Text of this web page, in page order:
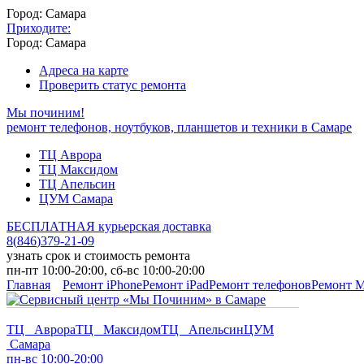
Город: Самара
Приходите:
Город: Самара
Адреса на карте
Проверить статус ремонта
Мы починим!
ремонт телефонов, ноутбуков, планшетов и техники в Самаре
ТЦ Аврора
ТЦ Максидом
ТЦ Апельсин
ЦУМ Самара
БЕСПЛАТНАЯ курьерская доставка
8(846)379-21-09
узнать срок и стоимость ремонта
пн-пт 10:00-20:00, сб-вс 10:00-20:00
Главная
Ремонт iPhoneРемонт iPadРемонт телефоновРемонт
ТЦ АврораТЦ МаксидомТЦ АпельсинЦУМ
Самара
пн-вс 10:00-20:00